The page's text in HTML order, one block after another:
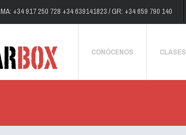
MA: +34 917 250 728 +34 639141823 / GR: +34 659 790 140
CONÓCENOS CLASES